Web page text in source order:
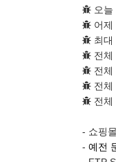
오늘
어제
최대
전체
전체
전체
전체
- 쇼핑
- 예전